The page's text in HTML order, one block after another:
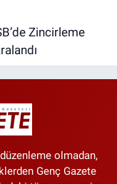
olmadan,
Genç Gazete